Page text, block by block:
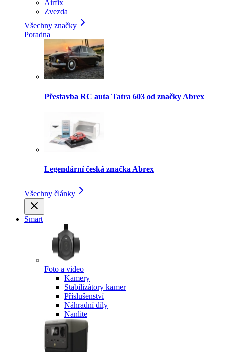
Airfix
Zvezda
Všechny značky
Poradna
Přestavba RC auta Tatra 603 od značky Abrex
Legendární česká značka Abrex
Všechny články
Smart
Foto a video
Kamery
Stabilizátory kamer
Příslušenství
Náhradní díly
Nanlite